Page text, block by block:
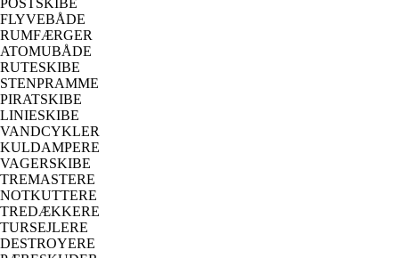
FLYVEBÅDE
RUMFÆRGER
ATOMUBÅDE
RUTESKIBE
STENPRAMME
PIRATSKIBE
LINIESKIBE
VANDCYKLER
KULDAMPERE
VAGERSKIBE
TREMASTERE
NOTKUTTERE
TREDÆKKERE
TURSEJLERE
DESTROYERE